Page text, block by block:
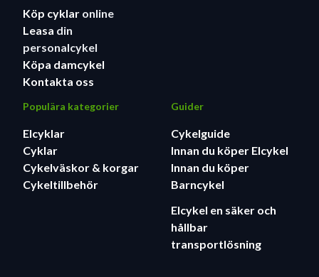
Köp cyklar online
Leasa din
personalcykel
Köpa damcykel
Kontakta oss
Populära kategorier
Elcyklar
Cyklar
Cykelväskor & korgar
Cykeltillbehör
Guider
Cykelguide
Innan du köper Elcykel
Innan du köper
Barncykel
Elcykel en säker och
hållbar
transportlösning